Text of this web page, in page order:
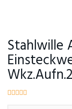
Stahlwille